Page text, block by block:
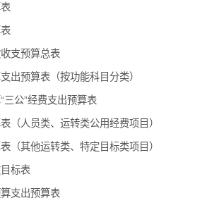
支预算总表
出预算表（按功能科目分类）
三公”经费支出预算表
（人员类、运转类公用经费项目）
（其他运转类、特定目标类项目）
标表
支出预算表